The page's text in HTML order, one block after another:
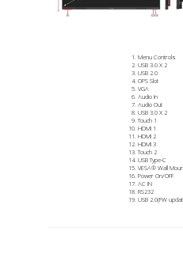
Menu Controls
USB 3.0 X 2
USB 2.0
OPS Slot
VGA
Audio In
Audio Out
USB 3.0 X 2
Touch 1
HDMI 1
HDMI 2
HDMI 3
Touch 2
USB Type-C
VESA® Wall
Power On/OFF
AC IN
RS232
USB 2.0(FW